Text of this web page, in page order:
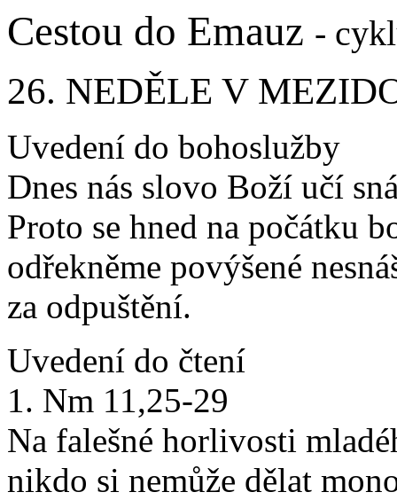
Cestou do Emauz -
26. NEDĚLE V
Uvedení do bohoslužby
Dnes nás slovo Boží učí
Proto se hned na počátku
odřekněme povýšené
za odpuštění.
Uvedení do čtení
1. Nm 11,25-29
Na falešné horlivosti
nikdo si nemůže dělat